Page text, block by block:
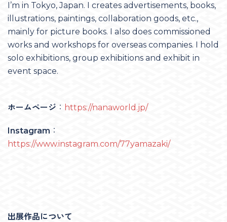
I’m in Tokyo, Japan. I creates advertisements, books,
illustrations, paintings, collaboration goods, etc.,
mainly for picture books. I also does commissioned
works and workshops for overseas companies. I hold
solo exhibitions, group exhibitions and exhibit in
event space.
ホームページ ： https://nanaworld.jp/
Instagram ：
https://www.instagram.com/77yamazaki/
出展作品について